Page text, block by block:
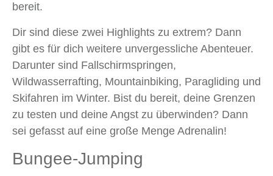
bereit.
Dir sind diese zwei Highlights zu extrem? Dann
gibt es für dich weitere unvergessliche Abenteuer.
Darunter sind Fallschirmspringen,
Wildwasserrafting, Mountainbiking, Paragliding und
Skifahren im Winter. Bist du bereit, deine Grenzen
zu testen und deine Angst zu überwinden? Dann
sei gefasst auf eine große Menge Adrenalin!
Bungee-Jumping